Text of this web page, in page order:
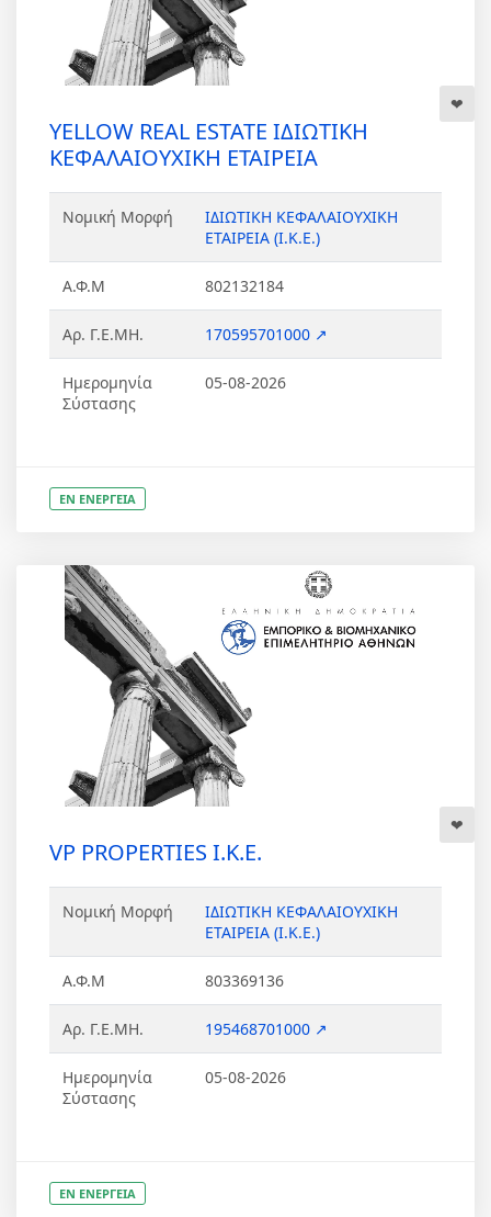
YELLOW REAL ESTATE ΙΔΙΩΤΙΚΗ
ΚΕΦΑΛΑΙΟΥΧΙΚΗ ΕΤΑΙΡΕΙΑ
Νομική Μορφή
ΙΔΙΩΤΙΚΗ ΚΕΦΑΛΑΙΟΥΧΙΚΗ
ΕΤΑΙΡΕΙΑ (Ι.Κ.Ε.)
Α.Φ.Μ 802132184
Αρ. Γ.Ε.ΜΗ. 170595701000 ↗
Ημερομηνία
Σύστασης
05-08-2026
ΕΝ ΕΝΕΡΓΕΙΑ
VP PROPERTIES Ι.Κ.Ε.
Νομική Μορφή
ΙΔΙΩΤΙΚΗ ΚΕΦΑΛΑΙΟΥΧΙΚΗ
ΕΤΑΙΡΕΙΑ (Ι.Κ.Ε.)
Α.Φ.Μ 803369136
Αρ. Γ.Ε.ΜΗ. 195468701000 ↗
Ημερομηνία
Σύστασης
05-08-2026
ΕΝ ΕΝΕΡΓΕΙΑ